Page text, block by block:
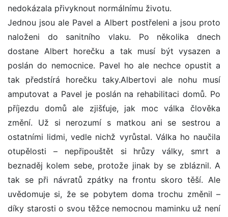
nedokázala přivyknout normálnímu životu.
Jednou jsou ale Pavel a Albert postřeleni a jsou proto
naloženi do sanitního vlaku. Po několika dnech
dostane Albert horečku a tak musí být vysazen a
poslán do nemocnice. Pavel ho ale nechce opustit a
tak předstírá horečku taky.Albertovi ale nohu musí
amputovat a Pavel je poslán na rehabilitaci domů. Po
příjezdu domů ale zjišťuje, jak moc válka člověka
změní. Už si nerozumí s matkou ani se sestrou a
ostatními lidmi, vedle nichž vyrůstal. Válka ho naučila
otupělosti – nepřipouštět si hrůzy války, smrt a
beznaděj kolem sebe, protože jinak by se zbláznil. A
tak se při návratů zpátky na frontu skoro těší. Ale
uvědomuje si, že se pobytem doma trochu změnil –
díky starosti o svou těžce nemocnou maminku už není